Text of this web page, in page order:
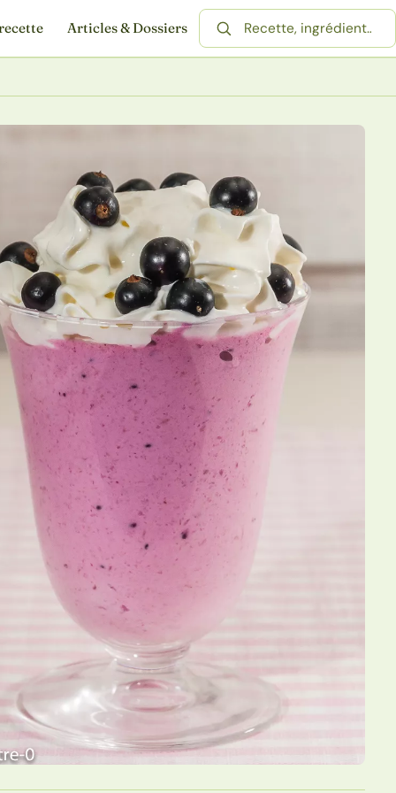
Articles & Dossiers
Rechercher une recette